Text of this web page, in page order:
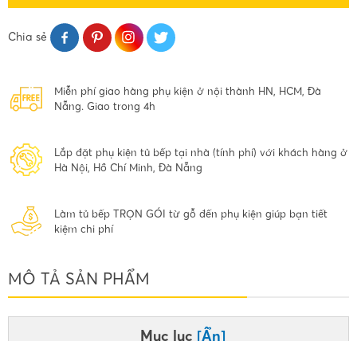
Chia sẻ
Miễn phí giao hàng phụ kiện ở nội thành HN, HCM, Đà
Nẵng. Giao trong 4h
Lắp đặt phụ kiện tủ bếp tại nhà (tính phí) với khách hàng ở
Hà Nội, Hồ Chí Minh, Đà Nẵng
Làm tủ bếp TRỌN GÓI từ gỗ đến phụ kiện giúp bạn tiết
kiệm chi phí
MÔ TẢ SẢN PHẨM
Mục lục [Ẩn]